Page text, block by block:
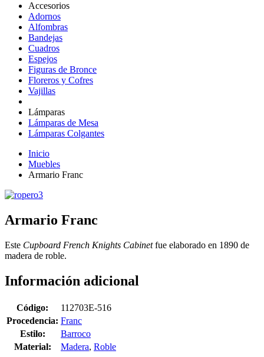
Accesorios
Adornos
Alfombras
Bandejas
Cuadros
Espejos
Figuras de Bronce
Floreros y Cofres
Vajillas
Lámparas
Lámparas de Mesa
Lámparas Colgantes
Inicio
Muebles
Armario Franc
Armario Franc
Este Cupboard French Knights Cabinetfue elaborado en 1890 de
madera de roble.
Información adicional
Código:
112703E-516
Procedencia: Franc
Estilo:
Barroco
Material:
Madera, Roble